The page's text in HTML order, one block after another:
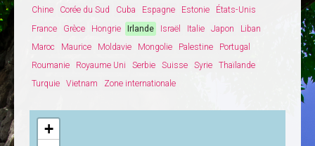
Chine
Corée du Sud Cuba Espagne Estonie
États-Unis
France
Grèce Hongrie Irlande Israël Italie Japon
Liban
Maroc
Maurice Moldavie Mongolie Palestine
Portugal
Roumanie
Royaume Uni Serbie Suisse Syrie
Thaïlande
Turquie
Vietnam Zone internationale
+